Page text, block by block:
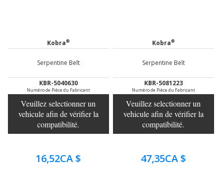
Kobra®
Serpentine Belt
KBR-5040630
Numéro de Pièce du Fabricant
Veuillez selectionner un
vehicule afin de vérifier la
compatibilité.
16,52CA $
Kobra®
Serpentine Belt
KBR-5081223
Numéro de Pièce du Fabricant
Veuillez selectionner un
vehicule afin de vérifier la
compatibilité.
47,35CA $